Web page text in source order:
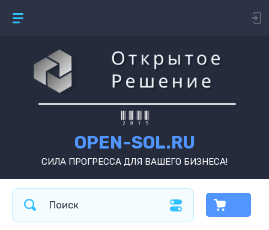
OPEN-SOL.RU
СИЛА ПРОГРЕССА ДЛЯ ВАШЕГО БИЗНЕСА!